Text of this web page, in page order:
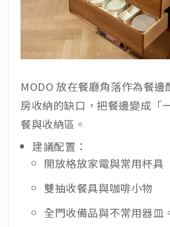
MODO 放在餐廳角落作為餐
房收納的缺口，把餐邊變成「
餐與收納區。
建議配置：
開放格放家電與常用杯具
雙抽收餐具與咖啡小物
全門收備品與不常用器皿